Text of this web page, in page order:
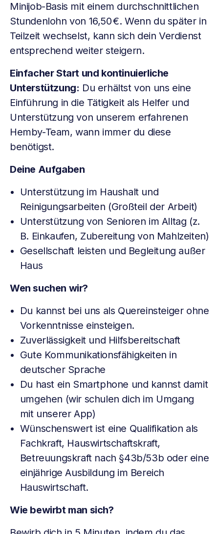
Minijob-Basis mit einem durchschnittlichen
Stundenlohn von 16,50 €. Wenn du später in
Teilzeit wechselst, kann sich dein Verdienst
entsprechend weiter steigern.
Einfacher Start und kontinuierliche
Unterstützung: Du erhältst von uns eine
Einführung in die Tätigkeit als Helfer und
Unterstützung von unserem erfahrenen
Hemby-Team, wann immer du diese
benötigst.
Deine Aufgaben
Unterstützung im Haushalt und
Reinigungsarbeiten (Großteil der Arbeit)
Unterstützung von Senioren im Alltag (z.
B. Einkaufen, Zubereitung von Mahlzeiten)
Gesellschaft leisten und Begleitung außer
Haus
Wen suchen wir?
Du kannst bei uns als Quereinsteiger ohne
Vorkenntnisse einsteigen.
Zuverlässigkeit und Hilfsbereitschaft
Gute Kommunikationsfähigkeiten in
deutscher Sprache
Du hast ein Smartphone und kannst damit
umgehen (wir schulen dich im Umgang
mit unserer App)
Wünschenswert ist eine Qualifikation als
Fachkraft, Hauswirtschaftskraft,
Betreuungskraft nach §43b/53b oder eine
einjährige Ausbildung im Bereich
Hauswirtschaft.
Wie bewirbt man sich?